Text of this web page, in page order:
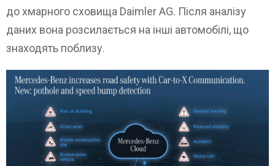
до хмарного сховища Daimler AG. Після аналізу
даних вона розсилається на інші автомобілі, що
знаходять поблизу.